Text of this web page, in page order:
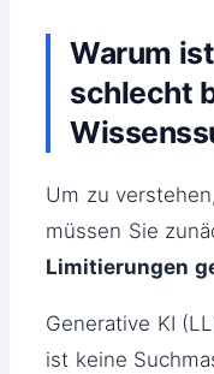
Warum
schlecht
Um zu
müssen Sie
Limitierungen
Generative KI
ist keine